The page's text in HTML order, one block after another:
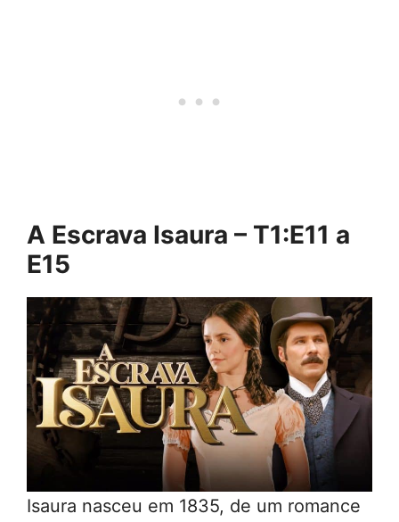
A Escrava Isaura – T1:E11 a
E15
Isaura nasceu em 1835, de um romance